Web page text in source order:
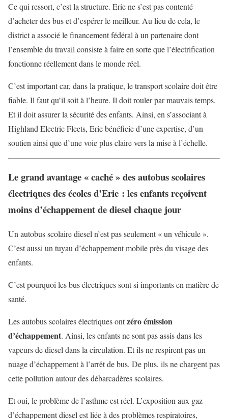
Ce qui ressort, c’est la structure. Erie ne s’est pas contenté
d’acheter des bus et d’espérer le meilleur. Au lieu de cela, le
district a associé le financement fédéral à un partenaire dont
l’ensemble du travail consiste à faire en sorte que l’électrification
fonctionne réellement dans le monde réel.
C’est important car, dans la pratique, le transport scolaire doit être
fiable. Il faut qu’il soit à l’heure. Il doit rouler par mauvais temps.
Et il doit assurer la sécurité des enfants. Ainsi, en s’associant à
Highland Electric Fleets, Erie bénéficie d’une expertise, d’un
soutien ainsi que d’une voie plus claire vers la mise à l’échelle.
Le grand avantage « caché » des autobus scolaires
électriques des écoles d’Erie : les enfants reçoivent
moins d’échappement de diesel chaque jour
Un autobus scolaire diesel n’est pas seulement « un véhicule ».
C’est aussi un tuyau d’échappement mobile près du visage des
enfants.
C’est pourquoi les bus électriques sont si importants en matière de
santé.
Les autobus scolaires électriques ontzéro émission
d’échappement. Ainsi, les enfants ne sont pas assis dans les
vapeurs de diesel dans la circulation. Et ils ne respirent pas un
nuage d’échappement à l’arrêt de bus. De plus, ils ne chargent pas
cette pollution autour des débarcadères scolaires.
Et oui, le problème de l’asthme est réel. L’exposition aux gaz
d’échappement diesel est liée à des problèmes respiratoires,